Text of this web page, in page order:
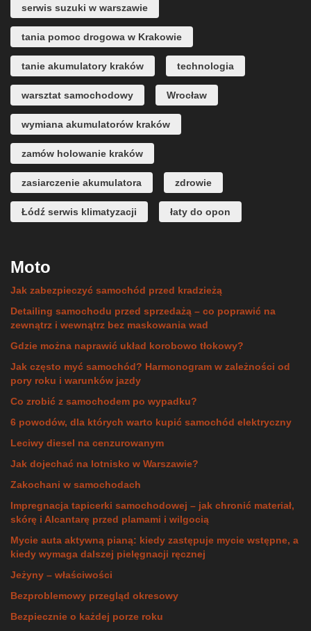
serwis suzuki w warszawie
tania pomoc drogowa w Krakowie
tanie akumulatory kraków technologia
warsztat samochodowy Wrocław
wymiana akumulatorów kraków
zamów holowanie kraków
zasiarczenie akumulatora zdrowie
Łódź serwis klimatyzacji łaty do opon
Moto
Jak zabezpieczyć samochód przed kradzieżą
Detailing samochodu przed sprzedażą – co poprawić na
zewnątrz i wewnątrz bez maskowania wad
Gdzie można naprawić układ korobowo tłokowy?
Jak często myć samochód? Harmonogram w zależności od
pory roku i warunków jazdy
Co zrobić z samochodem po wypadku?
6 powodów, dla których warto kupić samochód elektryczny
Leciwy diesel na cenzurowanym
Jak dojechać na lotnisko w Warszawie?
Zakochani w samochodach
Impregnacja tapicerki samochodowej – jak chronić materiał,
skórę i Alcantarę przed plamami i wilgocią
Mycie auta aktywną pianą: kiedy zastępuje mycie wstępne, a
kiedy wymaga dalszej pielęgnacji ręcznej
Jeżyny – właściwości
Bezproblemowy przegląd okresowy
Bezpiecznie o każdej porze roku